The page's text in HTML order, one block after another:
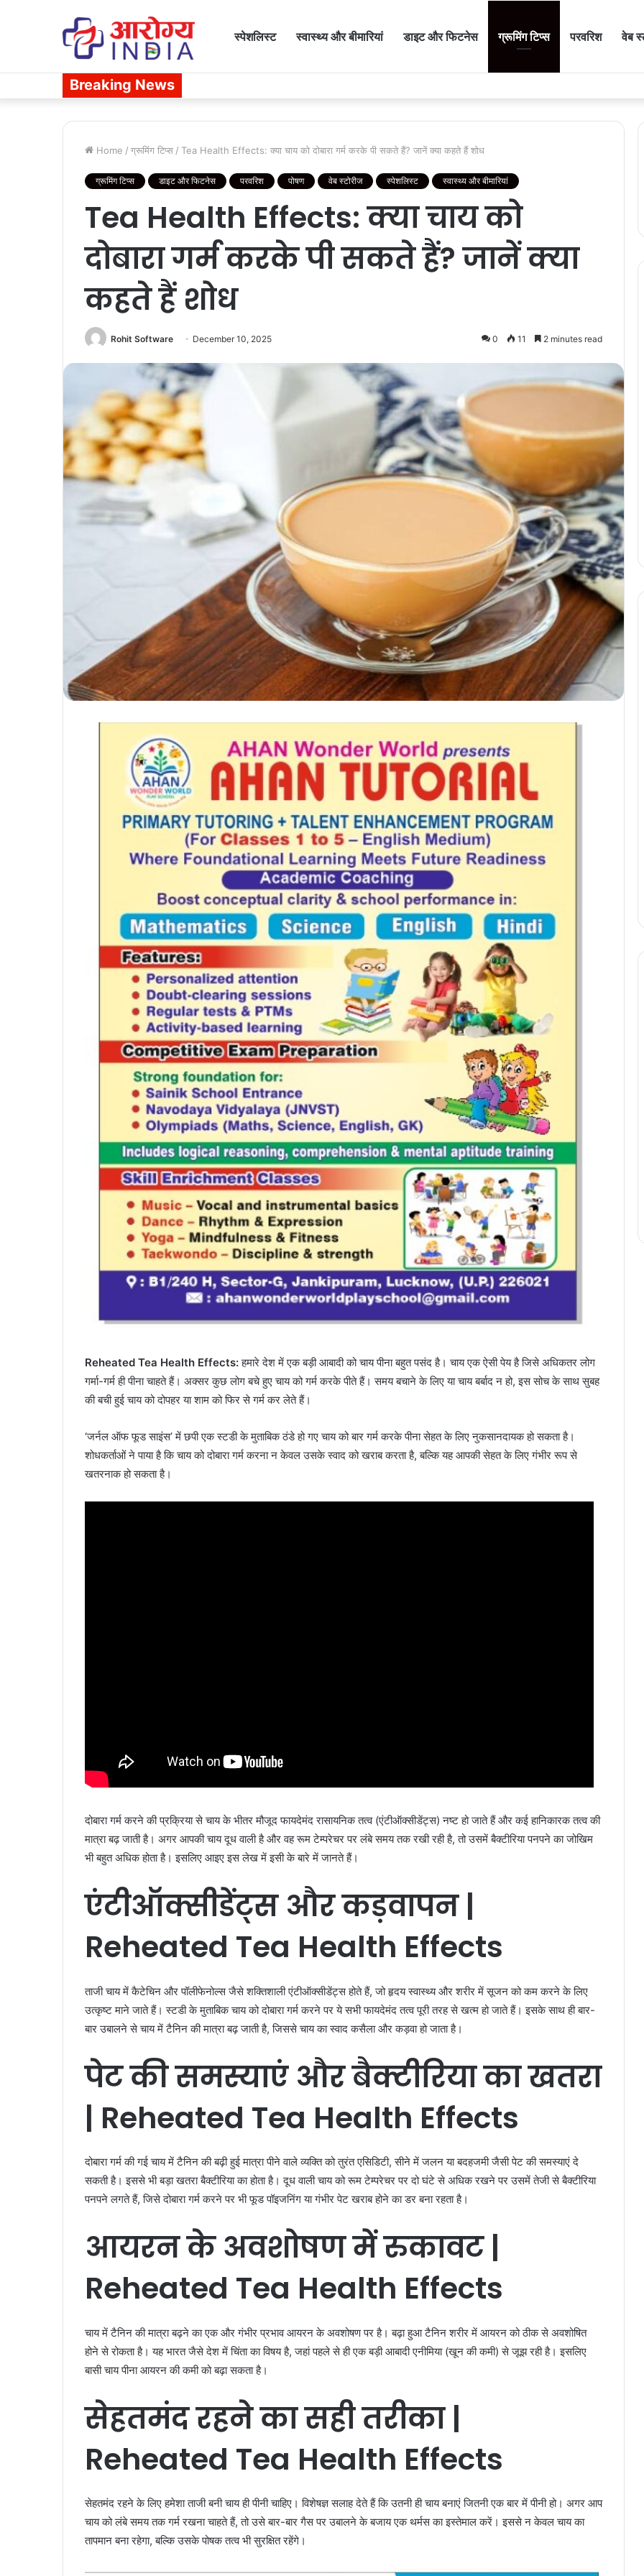
स्पेशलिस्ट स्वास्थ्य और बीमारियां डाइट और फिटनेस ग्रूमिंग टिप्स परवरिश वेब
Breaking News
Home / ग्रूमिंग टिप्स / Tea Health Effects: क्या चाय को दोबारा गर्म करके पी सकते हैं? जानें क्या कहते हैं शोध
ग्रूमिंग टिप्स डाइट और फिटनेस परवरिश पोषण वेब स्टोरीज स्पेशलिस्ट स्वास्थ्य और बीमारियां
Tea Health Effects: क्या चाय को
दोबारा गर्म करके पी सकते हैं? जानें क्या
कहते हैं शोध
Rohit Software December 10, 2025 0 11 2 minutes read
Reheated Tea Health Effects:हमारे देश में एक बड़ी आबादी को चाय पीना बहुत पसंद है। चाय एक ऐसी पेय है जिसे अधिकतर लोग
गर्मा-गर्म ही पीना चाहते हैं। अक्सर कुछ लोग बचे हुए चाय को गर्म करके पीते हैं। समय बचाने के लिए या चाय बर्बाद न हो, इस सोच के साथ सुबह
की बची हुई चाय को दोपहर या शाम को फिर से गर्म कर लेते हैं।
‘जर्नल ऑफ फूड साइंस’ में छपी एक स्टडी के मुताबिक ठंडे हो गए चाय को बार गर्म करके पीना सेहत के लिए नुकसानदायक हो सकता है।
शोधकर्ताओं ने पाया है कि चाय को दोबारा गर्म करना न केवल उसके स्वाद को खराब करता है, बल्कि यह आपकी सेहत के लिए गंभीर रूप से
खतरनाक हो सकता है।
दोबारा गर्म करने की प्रक्रिया से चाय के भीतर मौजूद फायदेमंद रासायनिक तत्व (एंटीऑक्सीडेंट्स) नष्ट हो जाते हैं और कई हानिकारक तत्व की
मात्रा बढ़ जाती है। अगर आपकी चाय दूध वाली है और वह रूम टेम्परेचर पर लंबे समय तक रखी रही है, तो उसमें बैक्टीरिया पनपने का जोखिम
भी बहुत अधिक होता है। इसलिए आइए इस लेख में इसी के बारे में जानते हैं।
एंटीऑक्सीडेंट्स औरकड़वापन |
Reheated Tea Health Effects
ताजी चाय में कैटेचिन और पॉलीफेनोल्स जैसे शक्तिशाली एंटीऑक्सीडेंट्स होते हैं, जो हृदय स्वास्थ्य और शरीर में सूजन को कम करने के लिए
उत्कृष्ट माने जाते हैं। स्टडी के मुताबिक चाय को दोबारा गर्म करने पर ये सभी फायदेमंद तत्व पूरी तरह से खत्म हो जाते हैं। इसके साथ ही बार-
बार उबालने से चाय में टैनिन की मात्रा बढ़ जाती है, जिससे चाय का स्वाद कसैला और कड़वा हो जाता है।
पेटकीसमस्याएं औरबैक्टीरियाकाखतरा
| Reheated Tea Health Effects
दोबारा गर्म की गई चाय में टैनिन की बढ़ी हुई मात्रा पीने वाले व्यक्ति को तुरंत एसिडिटी, सीने में जलन या बदहजमी जैसी पेट की समस्याएं दे
सकती है। इससे भी बड़ा खतरा बैक्टीरिया का होता है। दूध वाली चाय को रूम टेम्परेचर पर दो घंटे से अधिक रखने पर उसमें तेजी से बैक्टीरिया
पनपने लगते हैं, जिसे दोबारा गर्म करने पर भी फूड पॉइजनिंग या गंभीर पेट खराब होने का डर बना रहता है।
आयरनके अवशोषणमेंरुकावट |
Reheated Tea Health Effects
चाय में टैनिन की मात्रा बढ़ने का एक और गंभीर प्रभाव आयरन के अवशोषण पर है। बढ़ा हुआ टैनिन शरीर में आयरन को ठीक से अवशोषित
होने से रोकता है। यह भारत जैसे देश में चिंता का विषय है, जहां पहले से ही एक बड़ी आबादी एनीमिया (खून की कमी) से जूझ रही है। इसलिए
बासी चाय पीना आयरन की कमी को बढ़ा सकता है।
सेहतमंदरहनेकासहीतरीका |
Reheated Tea Health Effects
सेहतमंद रहने के लिए हमेशा ताजी बनी चाय ही पीनी चाहिए। विशेषज्ञ सलाह देते हैं कि उतनी ही चाय बनाएं जितनी एक बार में पीनी हो। अगर आप
चाय को लंबे समय तक गर्म रखना चाहते हैं, तो उसे बार-बार गैस पर उबालने के बजाय एक थर्मस का इस्तेमाल करें। इससे न केवल चाय का
तापमान बना रहेगा, बल्कि उसके पोषक तत्व भी सुरक्षित रहेंगे।